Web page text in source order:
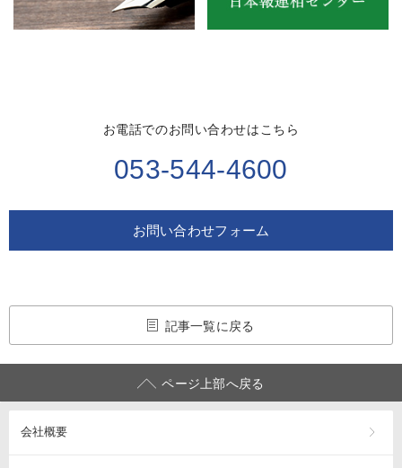
お電話でのお問い合わせはこちら
053-544-4600
お問い合わせフォーム
記事一覧に戻る
ページ上部へ戻る
会社概要